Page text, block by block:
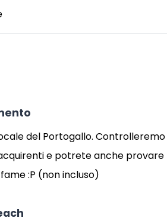
del Portogallo.
e potrete anche provare
:P (non incluso)